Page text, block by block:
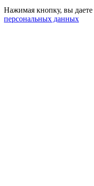
Нажимая кнопку, вы даете
персональных данных